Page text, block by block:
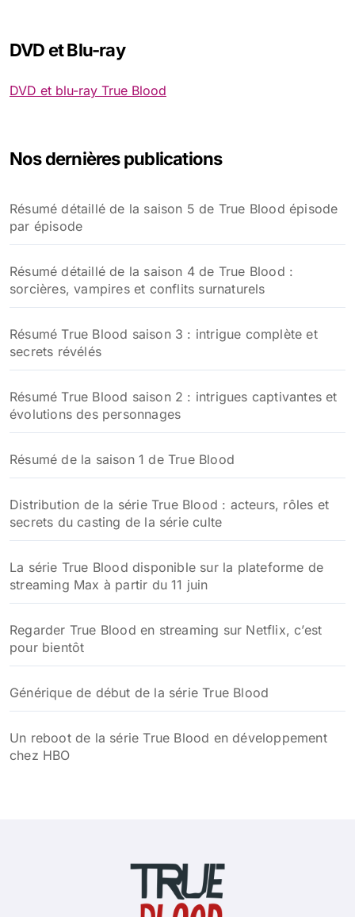
DVD et Blu-ray
DVD et blu-ray True Blood
Nos dernières publications
Résumé détaillé de la saison 5 de True Blood épisode
par épisode
Résumé détaillé de la saison 4 de True Blood :
sorcières, vampires et conflits surnaturels
Résumé True Blood saison 3 : intrigue complète et
secrets révélés
Résumé True Blood saison 2 : intrigues captivantes et
évolutions des personnages
Résumé de la saison 1 de True Blood
Distribution de la série True Blood : acteurs, rôles et
secrets du casting de la série culte
La série True Blood disponible sur la plateforme de
streaming Max à partir du 11 juin
Regarder True Blood en streaming sur Netflix, c’est
pour bientôt
Générique de début de la série True Blood
Un reboot de la série True Blood en développement
chez HBO